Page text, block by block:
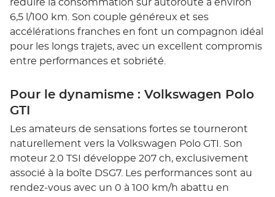
réduire la consommation sur autoroute à environ
6,5 l/100 km. Son couple généreux et ses
accélérations franches en font un compagnon idéal
pour les longs trajets, avec un excellent compromis
entre performances et sobriété.
Pour le dynamisme : Volkswagen Polo
GTI
Les amateurs de sensations fortes se tourneront
naturellement vers la Volkswagen Polo GTI. Son
moteur 2.0 TSI développe 207 ch, exclusivement
associé à la boîte DSG7. Les performances sont au
rendez-vous avec un 0 à 100 km/h abattu en